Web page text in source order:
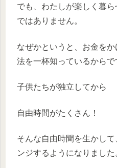
でも、わたしが楽しく暮
ではありません。
なぜかというと、お金を
法を一杯知っているからで
子供たちが独立してから
自由時間がたくさん！
そんな自由時間を生かし
ンジするようになりました